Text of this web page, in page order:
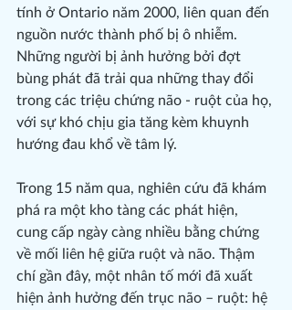
tính ở Ontario năm 2000, liên quan đến
nguồn nước thành phố bị ô nhiễm.
Những người bị ảnh hưởng bởi đợt
bùng phát đã trải qua những thay đổi
trong các triệu chứng não - ruột của họ,
với sự khó chịu gia tăng kèm khuynh
hướng đau khổ về tâm lý.
Trong 15 năm qua, nghiên cứu đã khám
phá ra một kho tàng các phát hiện,
cung cấp ngày càng nhiều bằng chứng
về mối liên hệ giữa ruột và não. Thậm
chí gần đây, một nhân tố mới đã xuất
hiện ảnh hưởng đến trục não – ruột: hệ